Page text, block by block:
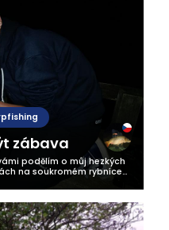
zábava
podělím o můj hezkých
na soukromém rybníce
vybalil za pomoci malého